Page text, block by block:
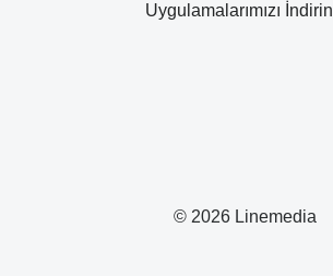
© 2026 Linemedia
Uygulamalarımızı İndirin